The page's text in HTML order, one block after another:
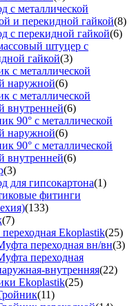
с металлической
и перекидной гайкой(8)
с перекидной гайкой(6)
штуцер с
гайкой(3)
с металлической
наружной(6)
с металлической
внутренней(6)
90° с металлической
наружной(6)
90° с металлической
внутренней(6)
(3)
для гипсокартона(1)
фитинги
(133)
(7)
Ekoplastik(25)
переходная вн/вн(3)
переходная
внутренняя(22)
Ekoplastik(25)
(11)